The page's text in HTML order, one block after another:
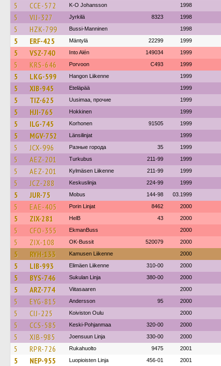
5 CCE-572 K-O Johansson 1998
5 VIJ-327 Jyrkilä 8323 1998
5 HZK-799 Bussi-Manninen 1998
5 ERF-425 Mäntylä 22299 1999
5 VSZ-740 Into Alén 149034 1999
5 KRS-646 Porvoon C493 1999
5 LKG-599 Hangon Liikenne 1999
5 XIB-945 Eteläpää 1999
5 TIZ-625 Uusimaa, прочие 1999
5 HJI-765 Hokkinen 1999
5 ILG-745 Korhonen 91505 1999
5 MGV-752 Länsilinjat 1999
5 JCX-996 Разные города 35 1999
5 AEZ-201 Turkubus 211-99 1999
5 AEZ-201 Kylmäsen Liikenne 211-99 1999
5 JCZ-288 Keskuslinja 224-99 1999
5 JUR-75 Mobus 144-98 03.1999
5 EAE-405 Porin Linjat 8462 2000
5 ZIX-281 HelB 43 2000
5 CFO-355 EkmanBuss 2000
5 ZIX-108 OK-Bussit 520079 2000
5 RYH-133 Kamusen Liikenne 2000
5 LIB-993 Elimäen Liikenne 310-00 2000
5 BYS-746 Sukulan Linja 380-00 2000
5 ARZ-774 Viitasaaren 2000
5 EYG-815 Andersson 95 2000
5 CIJ-225 Koiviston Oulu 2000
5 CCS-585 Keski-Pohjanmaa 320-00 2000
5 XIB-985 Joensuun Linja 330-00 2000
5 RPR-726 Rukahuolto 9475 2001
5 NEP-955 Luopioisten Linja 456-01 2001